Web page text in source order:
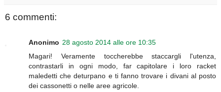
6 commenti:
Anonimo 28 agosto 2014 alle ore 10:35
Magari! Veramente toccherebbe staccargli l'utenza,
contrastarli in ogni modo, far capitolare i loro racket
maledetti che deturpano e ti fanno trovare i divani al posto
dei cassonetti o nelle aree agricole.